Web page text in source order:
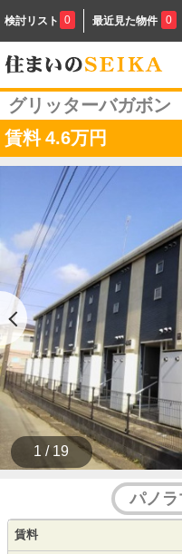
検討リスト 0 最近見た物件 0
グリッターバガボン
賃料 4.6万円
1 / 19
パノ
賃料